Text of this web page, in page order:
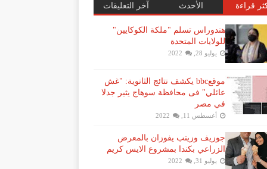
قراءة الأحدث آخر التعليقات
هندوراس تسلم "ملكة الكوكايين"
للولايات المتحدة
يوليو 28, 2022
موقعbbc يكشف نتائج الثانوية: "غش
عائلي" فى محافظة سوهاج يثير جدلا
في مصر
أغسطس 11, 2022
جوزيف وزينب يفوزان بالمعرض
الزراعي بكندا بمشروع الايس كريم
يوليو 31, 2022